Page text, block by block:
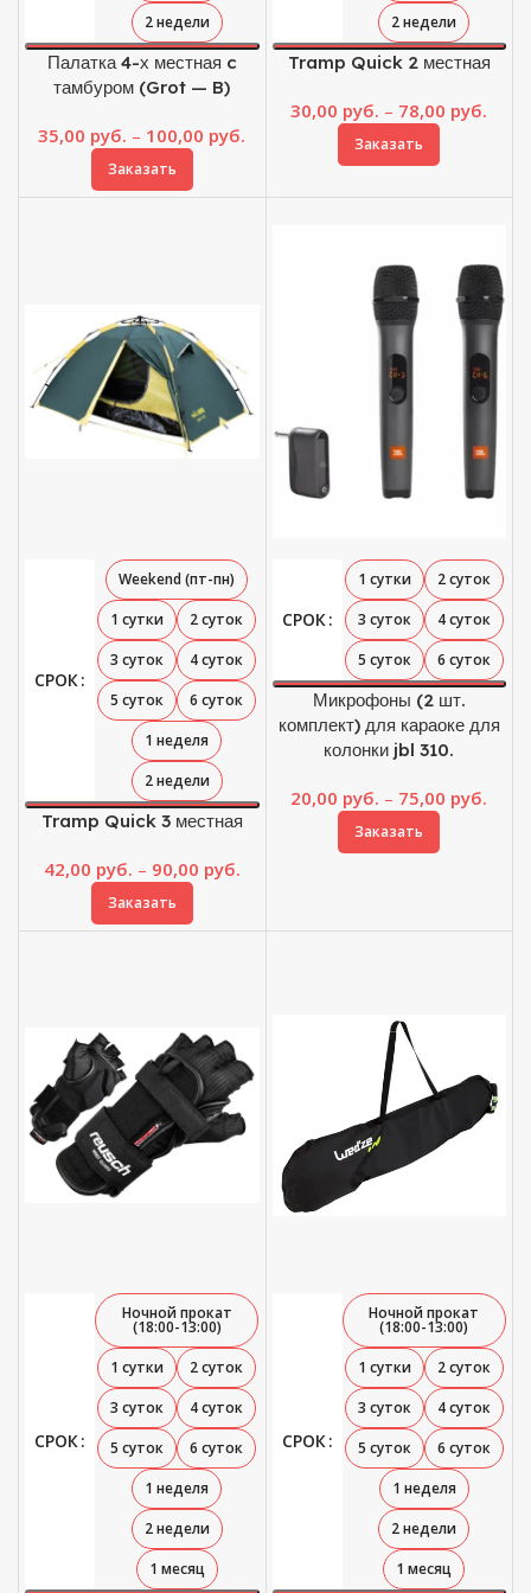
2 недели
Палатка 4-х местная c
тамбуром (Grot — B)
35,00 руб. – 100,00 руб.
Заказать
2 недели
Tramp Quick 2 местная
30,00 руб. – 78,00 руб.
Заказать
СРОК
Weekend (пт-пн)
1 сутки
2 суток
3 суток
4 суток
5 суток
6 суток
1 неделя
2 недели
Tramp Quick 3 местная
42,00 руб. – 90,00 руб.Диапазон
Заказать
СРОК
1 сутки
2 суток
3 суток
4 суток
5 суток
6 суток
Микрофоны (2 шт.
комплект) для караоке для
колонки jbl 310.
20,00 руб. – 75,00 руб.
Заказать
СРОК
Ночной прокат
(18:00-13:00)
1 сутки
2 суток
3 суток
4 суток
5 суток
6 суток
1 неделя
2 недели
1 месяц
СРОК
Ночной прокат
(18:00-13:00)
1 сутки
2 суток
3 суток
4 суток
5 суток
6 суток
1 неделя
2 недели
1 месяц